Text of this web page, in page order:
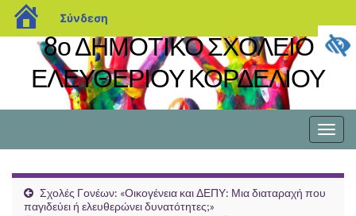
blogs.sch.gr
Σύνδεση
8ο ΔΗΜΟΤΙΚΟ ΣΧΟΛΕΙΟ
ΕΛΕΥΘΕΡΙΟΥ ΚΟΡΔΕΛΙΟΥ
Σχολές Γονέων: «Οικογένεια και ΔΕΠΥ: Μια διαταραχή που
παγιδεύει ή ελευθερώνει δυνατότητες;»